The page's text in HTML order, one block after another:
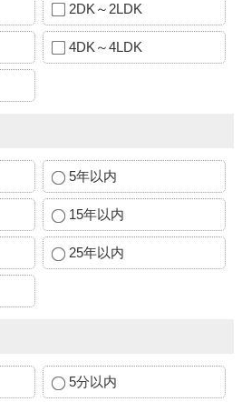
2DK～2LDK
4DK～4LDK
5年以内
15年以内
25年以内
5分以内